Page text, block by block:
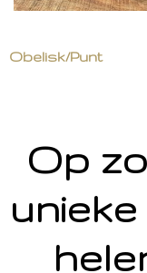
Obelisk/Punt
Op